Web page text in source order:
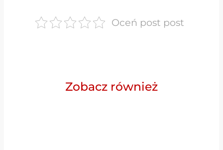
Oceń post post
Zobacz również